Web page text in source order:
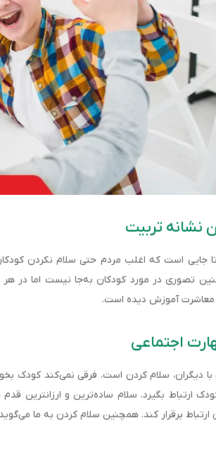
نشانه تربیت
تا جایی است که اغلب مردم حتی سلام نکردن
تصوری در مورد کودکان به‌جا نیست اما در
معاشرت آموزش دیده است.
اجتماعی
با دیگران، سلام کردن است. فرقی نمی‌کند کودک
ارتباط بگیرد. سلام ساده‌ترین و ارزانترین
ارتباط برقرار کند. همچنین سلام کردن به ما